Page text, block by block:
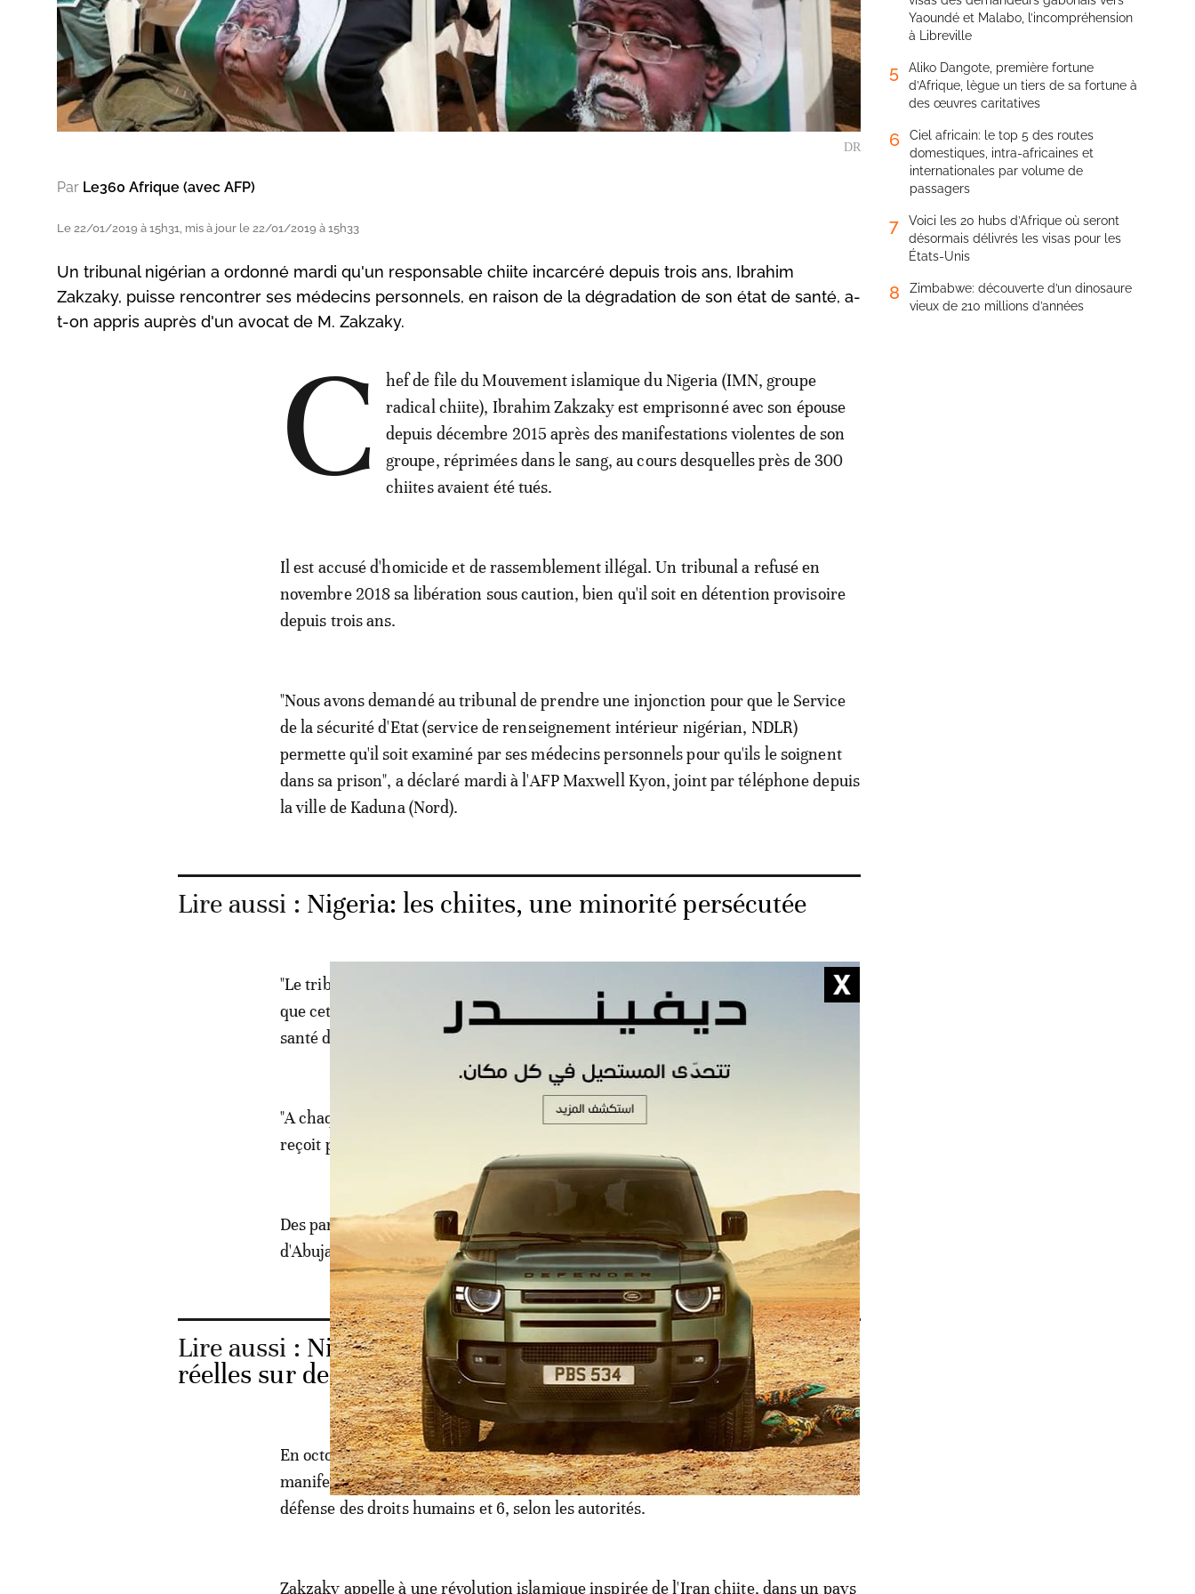
DR
Par Le360 Afrique (avec AFP)
Le 22/01/2019 à 15h31, mis à jour le 22/01/2019 à 15h33
Un tribunal nigérian a ordonné mardi qu'un responsable chiite incarcéré depuis trois ans, Ibrahim
Zakzaky, puisse rencontrer ses médecins personnels, en raison de la dégradation de son état de santé, a-
t-on appris auprès d'un avocat de M. Zakzaky.
C
hef de file du Mouvement islamique du Nigeria (IMN, groupe
radical chiite), Ibrahim Zakzaky est emprisonné avec son épouse
depuis décembre 2015 après des manifestations violentes de son
groupe, réprimées dans le sang, au cours desquelles près de 300
chiites avaient été tués.
Il est accusé d'homicide et de rassemblement illégal. Un tribunal a refusé en
novembre 2018 sa libération sous caution, bien qu'il soit en détention provisoire
depuis trois ans.
"Nous avons demandé au tribunal de prendre une injonction pour que le Service
de la sécurité d'Etat (service de renseignement intérieur nigérian, NDLR)
permette qu'il soit examiné par ses médecins personnels pour qu'ils le soignent
dans sa prison", a déclaré mardi à l'AFP Maxwell Kyon, joint par téléphone depuis
la ville de Kaduna (Nord).
Lire aussi : Nigeria: les chiites, une minorité persécutée
"Le tribunal a pris aujourd'hui (mardi) cette injonction", a-t-il ajouté, soulignant
que cette demande avait été rendue nécessaire par la dégradation de l'état de
santé de son client.
"A chaque fois que nous le voyons, son état de santé s'est détérioré. Mon client ne
reçoit pas les soins spécifiques dont il a besoin pour que son état s'améliore".
Des partisans d'Ibrahim Zakzaky manifestent régulièrement dans les rues
d'Abuja et de grandes villes du Nord du pays pour protester contre sa détention.
Lire aussi : Nigeria: les forces de l'ordre tirent à balles
réelles sur des manifestants chiites à Abuja
En octobre 2018, la répression violente par les forces de sécurité d'une
manifestation à Abuja avait fait 47 morts, selon l'IMN et des organisations de
défense des droits humains et 6, selon les autorités.
Zakzaky appelle à une révolution islamique inspirée de l'Iran chiite, dans un pays
Yaoundé et Malabo, l’incompréhension
à Libreville
5
Aliko Dangote, première fortune
d’Afrique, lègue un tiers de sa fortune à
des œuvres caritatives
6
Ciel africain: le top 5 des routes
domestiques, intra-africaines et
internationales par volume de
passagers
7
Voici les 20 hubs d’Afrique où seront
désormais délivrés les visas pour les
États-Unis
8
Zimbabwe: découverte d’un dinosaure
vieux de 210 millions d’années